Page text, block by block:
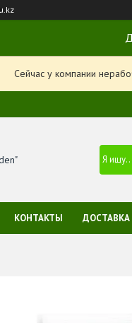
Сейчас у компании
КОНТАКТЫ ДОСТАВКА